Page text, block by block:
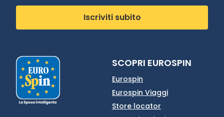
Iscriviti subito
SCOPRI EUROSPIN
Eurospin
Eurospin Viaggi
Store locator